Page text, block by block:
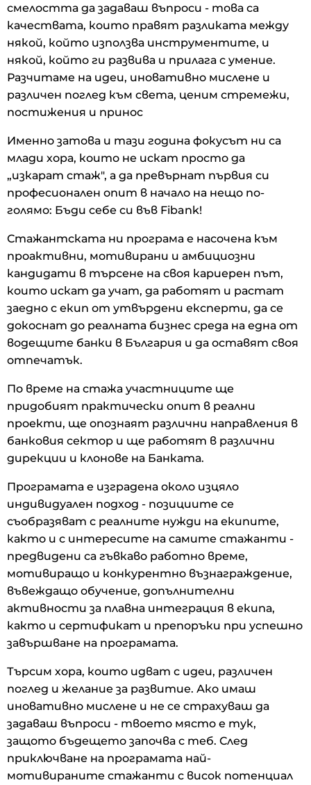
смелостта да задаваш въпроси - това са
качествата, които правят разликата между
някой, който използва инструментите, и
някой, който ги развива и прилага с умение.
Разчитаме на идеи, иновативно мислене и
различен поглед към света, ценим стремежи,
постижения и принос
Именно затова и тази година фокусът ни са
млади хора, които не искат просто да
„изкарат стаж", а да превърнат първия си
професионален опит в начало на нещо по-
голямо: Бъди себе си във Fibank!
Стажантската ни програма е насочена към
проактивни, мотивирани и амбициозни
кандидати в търсене на своя кариерен път,
които искат да учат, да работят и растат
заедно с екип от утвърдени експерти, да се
докоснат до реалната бизнес среда на една от
водещите банки в България и да оставят своя
отпечатък.
По време на стажа участниците ще
придобият практически опит в реални
проекти, ще опознаят различни направления в
банковия сектор и ще работят в различни
дирекции и клонове на Банката.
Програмата е изградена около изцяло
индивидуален подход - позициите се
съобразяват с реалните нужди на екипите,
както и с интересите на самите стажанти -
предвидени са гъвкаво работно време,
мотивиращо и конкурентно възнаграждение,
въвеждащо обучение, допълнителни
активности за плавна интеграция в екипа,
както и сертификат и препоръки при успешно
завършване на програмата.
Търсим хора, които идват с идеи, различен
поглед и желание за развитие. Ако имаш
иновативно мислене и не се страхуваш да
задаваш въпроси - твоето място е тук,
защото бъдещето започва с теб. След
приключване на програмата най-
мотивираните стажанти с висок потенциал